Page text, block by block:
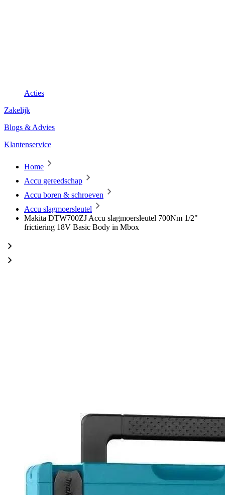
Acties
Zakelijk
Blogs & Advies
Klantenservice
Home
Accu gereedschap
Accu boren & schroeven
Accu slagmoersleutel
Makita DTW700ZJ Accu slagmoersleutel 700Nm 1/2"
frictiering 18V Basic Body in Mbox